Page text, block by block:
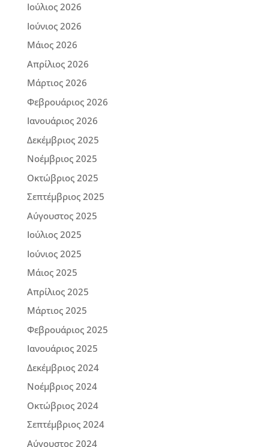
Ιούλιος 2026
Ιούνιος 2026
Μάιος 2026
Απρίλιος 2026
Μάρτιος 2026
Φεβρουάριος 2026
Ιανουάριος 2026
Δεκέμβριος 2025
Νοέμβριος 2025
Οκτώβριος 2025
Σεπτέμβριος 2025
Αύγουστος 2025
Ιούλιος 2025
Ιούνιος 2025
Μάιος 2025
Απρίλιος 2025
Μάρτιος 2025
Φεβρουάριος 2025
Ιανουάριος 2025
Δεκέμβριος 2024
Νοέμβριος 2024
Οκτώβριος 2024
Σεπτέμβριος 2024
Αύγουστος 2024